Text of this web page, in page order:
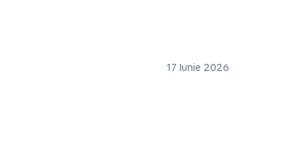
17 Iunie 2026